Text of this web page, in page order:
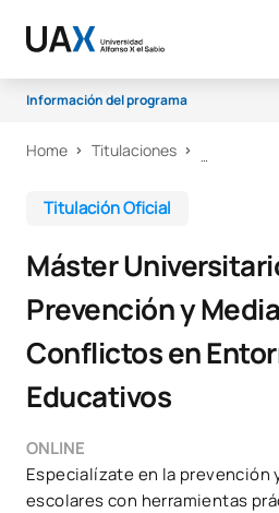
Información del programa
Programa
Salidas profesionales
Home Titulaciones
Titulación Oficial
Máster
Prevención y
Conflictos en
Educativos
ONLINE
Especialízate en la
escolares con herramientas